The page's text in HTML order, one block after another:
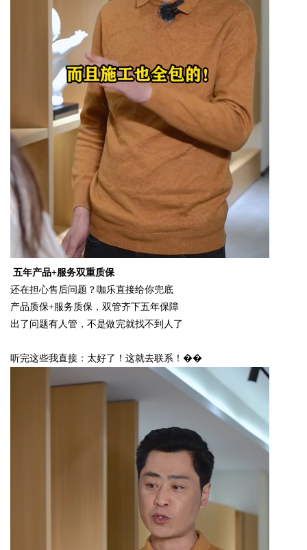
五年产品+服务双重质保
还在担心售后问题？咖乐直接给你兜底
产品质保+服务质保，双管齐下五年保障
出了问题有人管，不是做完就找不到人了
听完这些我直接：太好了！这就去联系！��